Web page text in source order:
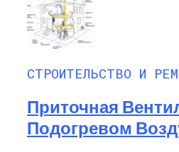
СТРОИТЕЛЬСТВО И
Приточная
Подогревом